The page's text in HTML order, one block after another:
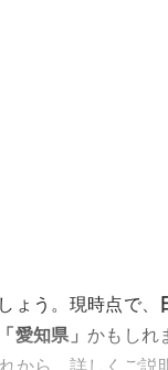
ょう。現時点で、
愛知県」 かもしれ